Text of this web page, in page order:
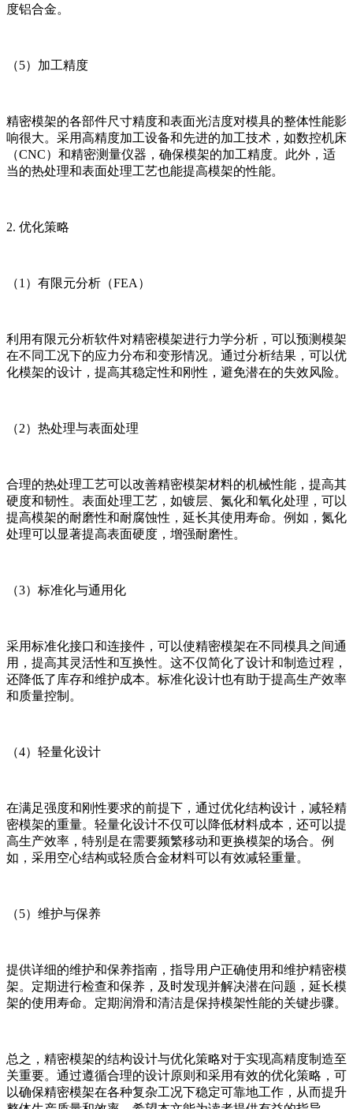
度铝合金。
（5）加工精度
精密模架的各部件尺寸精度和表面光洁度对模具的整体性能影
响很大。采用高精度加工设备和先进的加工技术，如数控机床
（CNC）和精密测量仪器，确保模架的加工精度。此外，适
当的热处理和表面处理工艺也能提高模架的性能。
2. 优化策略
（1）有限元分析（FEA）
利用有限元分析软件对精密模架进行力学分析，可以预测模架
在不同工况下的应力分布和变形情况。通过分析结果，可以优
化模架的设计，提高其稳定性和刚性，避免潜在的失效风险。
（2）热处理与表面处理
合理的热处理工艺可以改善精密模架材料的机械性能，提高其
硬度和韧性。表面处理工艺，如镀层、氮化和氧化处理，可以
提高模架的耐磨性和耐腐蚀性，延长其使用寿命。例如，氮化
处理可以显著提高表面硬度，增强耐磨性。
（3）标准化与通用化
采用标准化接口和连接件，可以使精密模架在不同模具之间通
用，提高其灵活性和互换性。这不仅简化了设计和制造过程，
还降低了库存和维护成本。标准化设计也有助于提高生产效率
和质量控制。
（4）轻量化设计
在满足强度和刚性要求的前提下，通过优化结构设计，减轻精
密模架的重量。轻量化设计不仅可以降低材料成本，还可以提
高生产效率，特别是在需要频繁移动和更换模架的场合。例
如，采用空心结构或轻质合金材料可以有效减轻重量。
（5）维护与保养
提供详细的维护和保养指南，指导用户正确使用和维护精密模
架。定期进行检查和保养，及时发现并解决潜在问题，延长模
架的使用寿命。定期润滑和清洁是保持模架性能的关键步骤。
总之，精密模架的结构设计与优化策略对于实现高精度制造至
关重要。通过遵循合理的设计原则和采用有效的优化策略，可
以确保精密模架在各种复杂工况下稳定可靠地工作，从而提升